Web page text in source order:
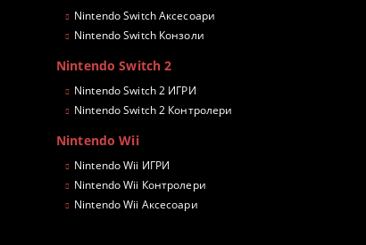
Nintendo Switch Аксесоари
Nintendo Switch Конзоли
Nintendo Switch 2
Nintendo Switch 2 ИГРИ
Nintendo Switch 2 Контролери
Nintendo Wii
Nintendo Wii ИГРИ
Nintendo Wii Контролери
Nintendo Wii Аксесоари